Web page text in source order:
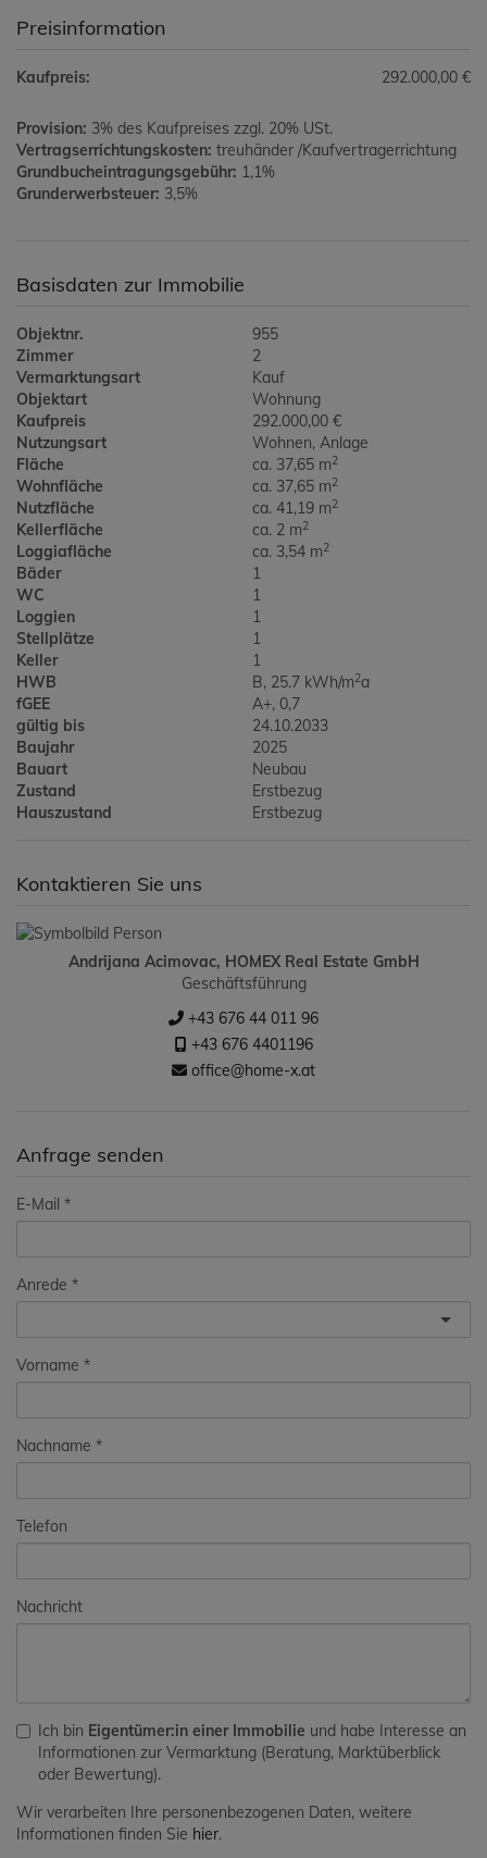
Preisinformation
Kaufpreis: 292.000,00 €
Provision: 3% des Kaufpreises zzgl. 20% USt.
Vertragserrichtungskosten: treuhänder /Kaufvertragerrichtung
Grundbucheintragungsgebühr: 1,1%
Grunderwerbsteuer: 3,5%
Basisdaten zur Immobilie
Objektnr.
955
Zimmer
2
Vermarktungsart
Kauf
Objektart
Wohnung
Kaufpreis
292.000,00 €
Nutzungsart
Wohnen Anlage
Fläche
ca. 37,65 m2
Wohnfläche ca. 37,65 m2
Nutzfläche ca. 41,19 m2
Kellerfläche ca. 2 m2
Loggiafläche ca. 3,54 m2
Bäder
1
WC
1
Loggien
1
Stellplätze
1
Keller
1
HWB
B, 25.7 kWh/m2a
fGEE
A+, 0,7
gültig bis
24.10.2033
Baujahr
2025
Bauart
Neubau
Zustand
Erstbezug
Hauszustand
Erstbezug
Kontaktieren Sie uns
Andrijana Acimovac, HOMEX Real Estate GmbH
Geschäftsführung
+43 676 44 011 96
+43 676 4401196
office@home-x.at
Anfrage senden
E-Mail
Anrede
Vorname
Nachname
Telefon
Nachricht
Ich bin Eigentümer:in einer Immobilie und habe Interesse an
Informationen zur Vermarktung (Beratung, Marktüberblick
oder Bewertung).
Wir verarbeiten Ihre personenbezogenen Daten, weitere
Informationen finden Sie hier.